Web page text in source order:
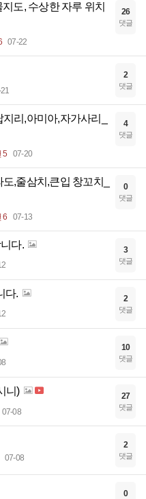
도, 수상한 자루 위치
07-22
26
댓글
2
댓글
리,아미아,자가사리_
5 07-20
4
댓글
,줄삼치,큰입 창꼬치_
6 07-13
0
댓글
다. 3
댓글
다. 2
댓글
10
댓글
니)
07-08
27
댓글
07-08
2
댓글
0